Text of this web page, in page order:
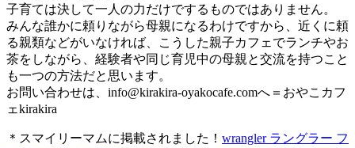
子育ては決して一人の力だけでするものではありません。
みんな誰かに頼りながら母親になるわけですから、近くに頼
る親類などがいなければ、こうした親子カフェでランチやお
茶をしながら、経験者や同じ育児中の母親と交流を持つこと
も一つの方法だと思います。
お問い合わせは、 info@kirakira-oyakocafe.comへ＝おやこカフ
ェkirakira
＊スマイリーマムに掲載されました！ wrangler ラングラー フ